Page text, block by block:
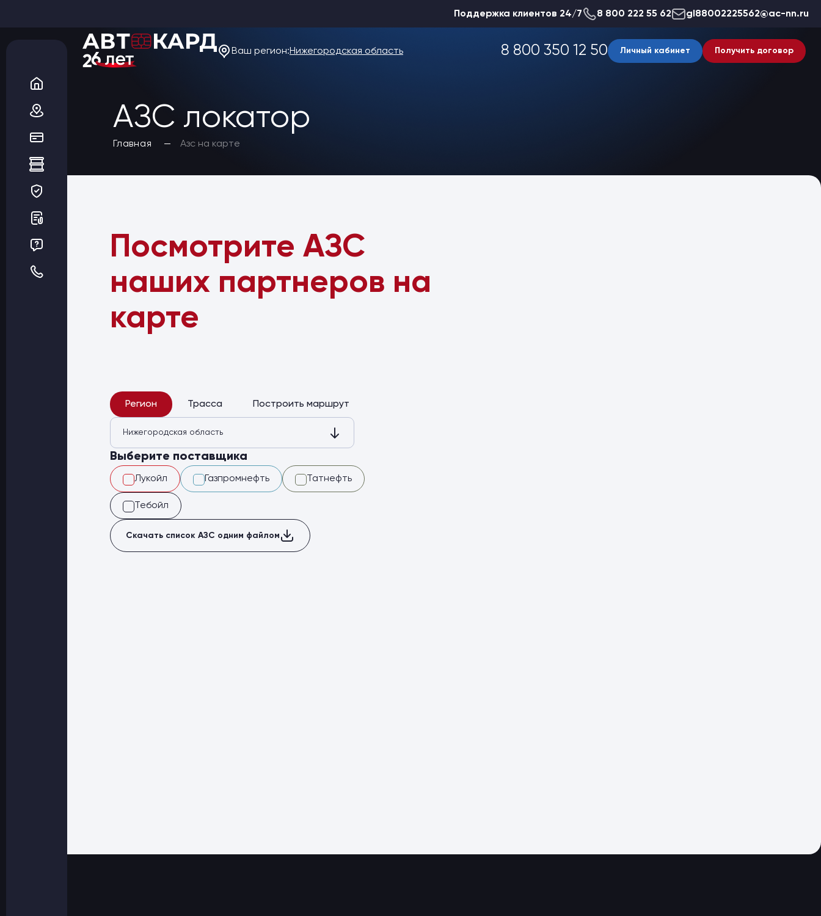
Поддержка клиентов 24/7 8 800 222 55 62 gl88002225562@ac-nn.ru
Ваш регион:Нижегородская область 8 800 350 12 50 Личный кабинет Получить договор
АЗС локатор
Главная Азс на карте
Посмотрите АЗС
наших партнеров на
карте
Регион Трасса Построить маршрут
Нижегородская область
Выберите поставщика
Лукойл Газпромнефть Татнефть
Тебойл
Скачать список АЗС одним файлом
О компании
Акции
Благотворительность
Статьи
Топливные карты
Заказать карты
Получить выгоду
Регионы
Бренды АЗС
Шиномонтаж
Оптовые поставки
Топливо и автомасла по оптовым ценам
Страхование физических лиц
Страхование юридических лиц